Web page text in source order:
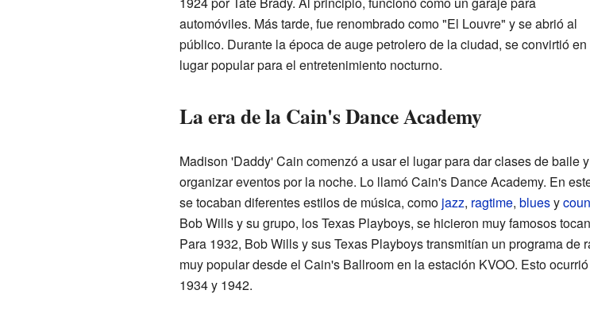
automóviles. Más tarde, fue renombrado como "El Louvre" y se abrió al
público. Durante la época de auge petrolero de la ciudad, se convirtió en
lugar popular para el entretenimiento nocturno.
La era de la Cain's Dance Academy
Madison 'Daddy' Cain comenzó a usar el lugar para dar clases de baile y
organizar eventos por la noche. Lo llamó Cain's Dance Academy. En
se tocaban diferentes estilos de música, como jazz, ragtime, bluesy
Bob Wills y su grupo, los Texas Playboys, se hicieron muy famosos
Para 1932, Bob Wills y sus Texas Playboys transmitían un programa de
muy popular desde el Cain's Ballroom en la estación KVOO. Esto
1934 y 1942.